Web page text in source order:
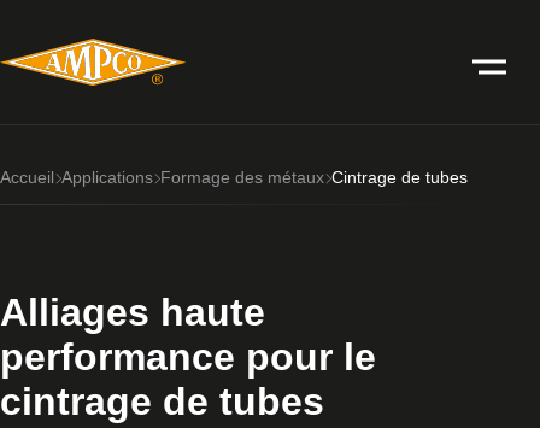
Accueil Applications Formage des métaux Cintrage de tubes
Alliages haute
performance pour le
cintrage de tubes